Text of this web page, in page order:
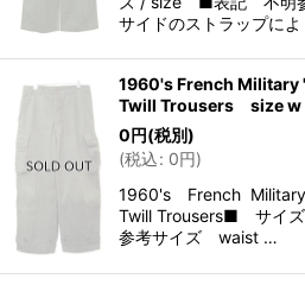
サイドのストラップに
1960's French
Twill Trousers size w
0円(税別)
(税込: 0円)
1960's French
Twill Trousers■ サ
参考サイズ waist …